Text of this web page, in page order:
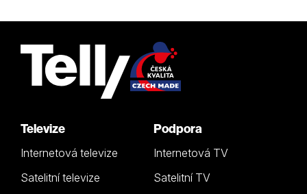
Televize
Internetová televize
Satelitní televize
Podpora
Internetová TV
Satelitní TV